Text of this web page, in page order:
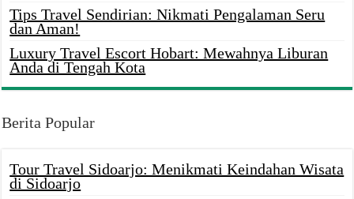
Tips Travel Sendirian: Nikmati Pengalaman Seru
dan Aman!
Luxury Travel Escort Hobart: Mewahnya Liburan
Anda di Tengah Kota
Berita Popular
Tour Travel Sidoarjo: Menikmati Keindahan Wisata
di Sidoarjo